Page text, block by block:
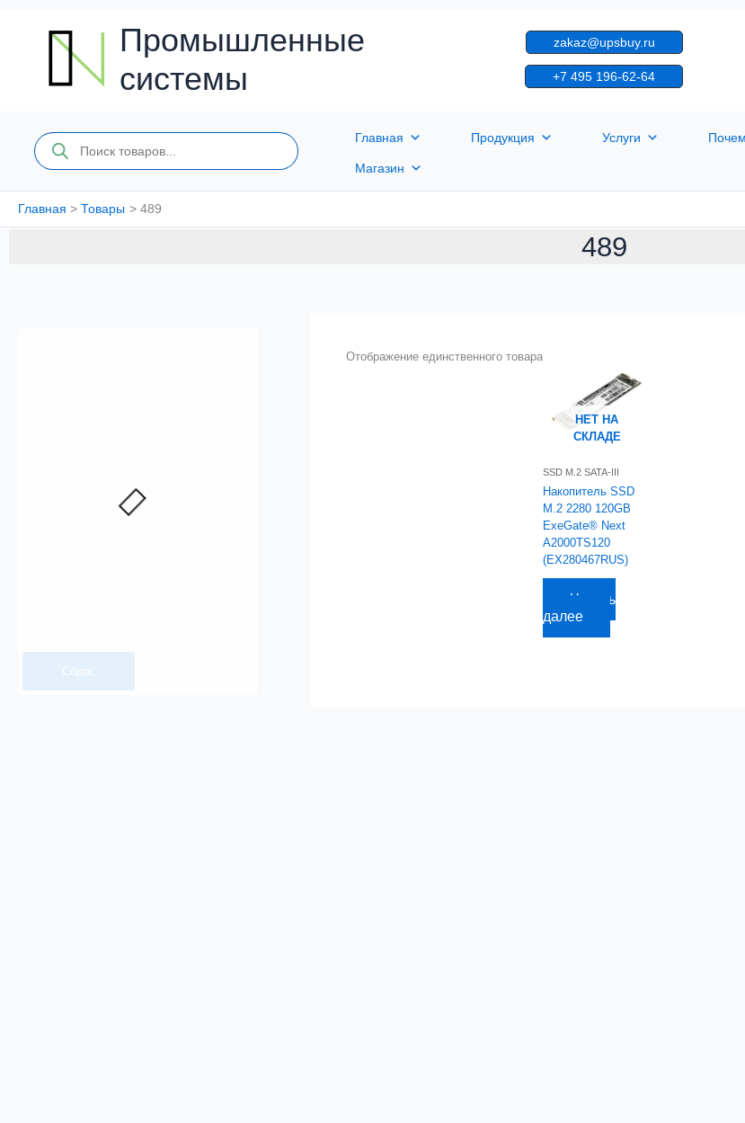
содержимому
Промышленные
системы
zakaz@upsbuy.ru
+7 495 196-62-64
Поиск
товаров
Главная Продукция Услуги
Магазин
Главная Товары 489
489
Сброс
Отображение единственного товара
НЕТ НА
СКЛАДЕ
SSD M.2 SATA-III
Накопитель SSD
M.2 2280 120GB
ExeGate® Next
A2000TS120
(EX280467RUS)
Читать
далее